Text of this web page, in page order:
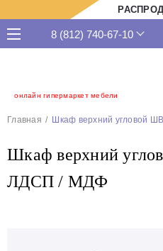
онлайн гипермаркет мебели
8 (812) 740-67-10
Главная Шкаф верхний угловой
Шкаф верхний
ЛДСП / МДФ